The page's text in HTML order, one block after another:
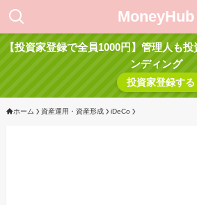
MoneyHub
【投資家登録で全員1000円】管理人も
ンディング
投資家登録する
ホーム 資産運用・資産形成 iDeCo